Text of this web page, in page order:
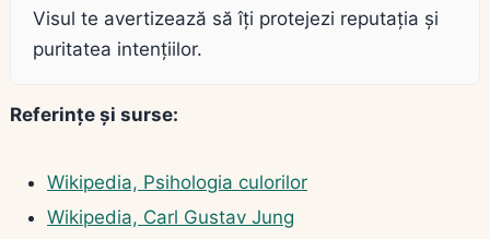
Visul te avertizează să îți protejezi reputația și
puritatea intențiilor.
Referințe și surse:
Wikipedia, Psihologia culorilor
Wikipedia, Carl Gustav Jung